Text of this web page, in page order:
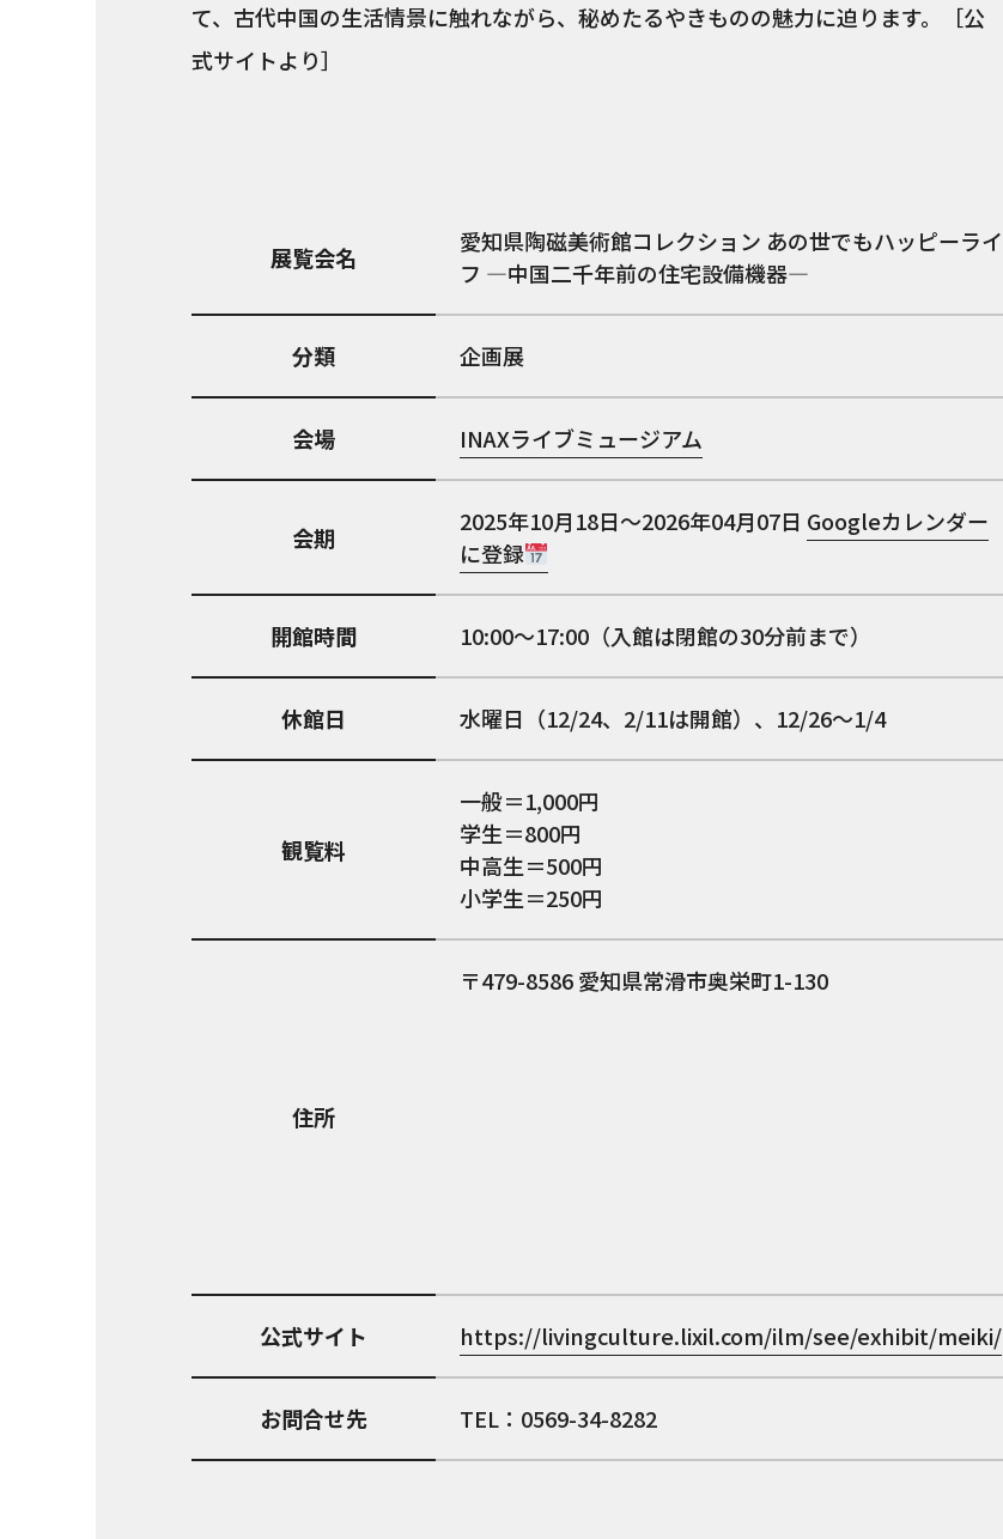
て、古代中国の生活情景に触れながら、秘めたるやきものの魅力に迫ります。［公
式サイトより］
展覧会名
愛知県陶磁美術館コレクション あの世でもハッピーライ
フ ―中国二千年前の住宅設備機器―
分類 企画展
会場 INAXライブミュージアム
会期
2025年10月18日～2026年04月07日 Googleカレンダー
に登録
開館時間 10:00～17:00（入館は閉館の30分前まで）
休館日 水曜日（12/24、2/11は開館）、12/26～1/4
観覧料
一般＝1,000円
学生＝800円
中高生＝500円
小学生＝250円
住所
479-8586 愛知県常滑市奥栄町1-130
公式サイト https://livingculture.lixil.com/ilm/see/exhibit/meiki/
お問合せ先 TEL：0569-34-8282